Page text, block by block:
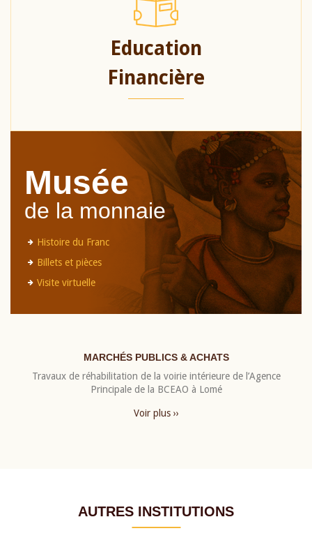
Education
Financière
Musée
de la monnaie
Histoire du Franc
Billets et pièces
Visite virtuelle
MARCHÉS PUBLICS & ACHATS
Travaux de réhabilitation de la voirie intérieure de l’Agence
Principale de la BCEAO à Lomé
Voir plus ››
AUTRES INSTITUTIONS